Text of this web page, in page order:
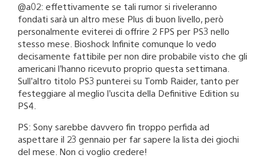
@a02: effettivamente se tali rumor si riveleranno
fondati sarà un altro mese Plus di buon livello, però
personalmente eviterei di offrire 2 FPS per PS3 nello
stesso mese. Bioshock Infinite comunque lo vedo
decisamente fattibile per non dire probabile visto che gli
americani l’hanno ricevuto proprio questa settimana.
Sull’altro titolo PS3 punterei su Tomb Raider, tanto per
festeggiare al meglio l’uscita della Definitive Edition su
PS4.
PS: Sony sarebbe davvero fin troppo perfida ad
aspettare il 23 gennaio per far sapere la lista dei giochi
del mese. Non ci voglio credere!